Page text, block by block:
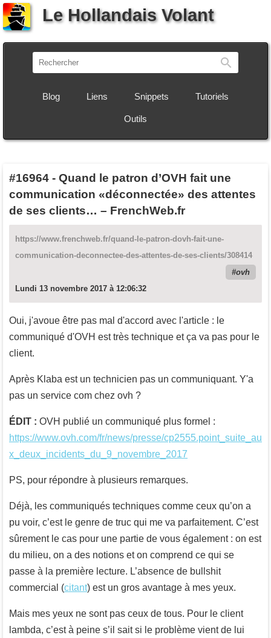
Le Hollandais Volant
Blog Liens Snippets Tutoriels
Outils
#16964 - Quand le patron d’OVH fait une
communication «déconnectée» des attentes
de ses clients… – FrenchWeb.fr
https://www.frenchweb.fr/quand-le-patron-dovh-fait-une-
communication-deconnectee-des-attentes-de-ses-clients/308414
ovh
Lundi 13 novembre 2017 à 12:06:32
Oui, j'avoue être pas mal d'accord avec l'article : le
communiqué d'OVH est très technique et ça va pas pour le
client.
Après Klaba est un technicien pas un communiquant. Y'a
pas un service com chez ovh ?
ÉDIT : OVH publié un communiqué plus formel :
https://www.ovh.com/fr/news/presse/cp2555.point_suite_au
x_deux_incidents_du_9_novembre_2017
PS, pour répondre à plusieurs remarques.
Déjà, les communiqués techniques comme ceux qu’on a
pu voir, c’est le genre de truc qui me va parfaitement. C’est
sûrement le cas pour une partie de vous également : on est
du milieu, on a des notions et on comprend ce qui se
passe à la première lecture. L’absence de bullshit
commercial (citant) est un gros avantage à mes yeux.
Mais mes yeux ne sont pas ceux de tous. Pour le client
lambda, c’est à peine s’il sait si le problème vient de lui